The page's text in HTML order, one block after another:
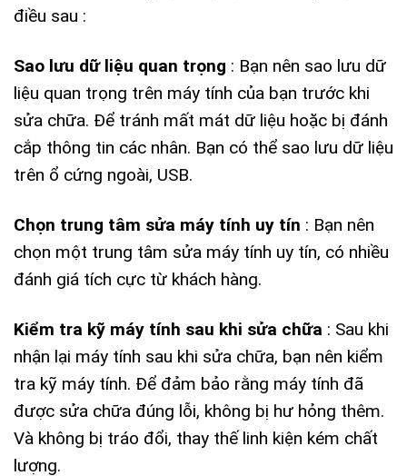
điều sau :
Sao lưu dữ liệu quan trọng : Bạn nên sao lưu dữ
liệu quan trọng trên máy tính của bạn trước khi
sửa chữa. Để tránh mất mát dữ liệu hoặc bị đánh
cắp thông tin các nhân. Bạn có thể sao lưu dữ liệu
trên ổ cứng ngoài, USB.
Chọn trung tâm sửa máy tính uy tín : Bạn nên
chọn một trung tâm sửa máy tính uy tín, có nhiều
đánh giá tích cực từ khách hàng.
Kiểm tra kỹ máy tính sau khi sửa chữa : Sau khi
nhận lại máy tính sau khi sửa chữa, bạn nên kiểm
tra kỹ máy tính. Để đảm bảo rằng máy tính đã
được sửa chữa đúng lỗi, không bị hư hỏng thêm.
Và không bị tráo đổi, thay thế linh kiện kém chất
lượng.